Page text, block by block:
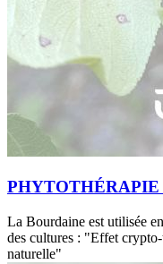
La Bourdaine est utilisée
des cultures : "Effet
naturelle"